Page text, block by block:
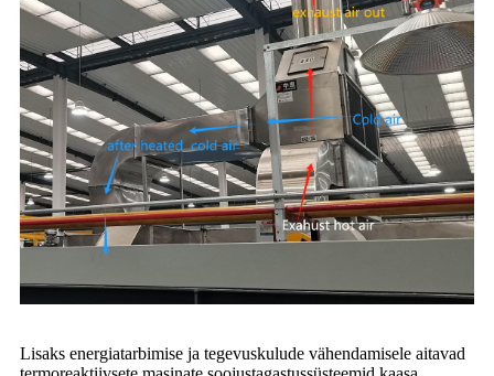
Lisaks energiatarbimise ja tegevuskulude vähendamisele aitavad